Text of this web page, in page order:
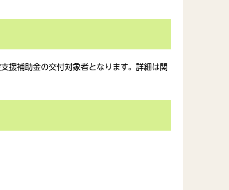
援補助金の交付対象者となります。詳細は関